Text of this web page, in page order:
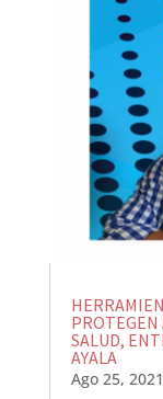
PROTEGEN
SALUD,
AYALA
Ago 25, 2021